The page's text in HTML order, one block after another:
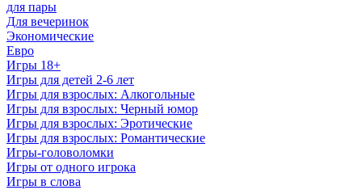
для пары
Для вечеринок
Экономические
Евро
Игры 18+
Игры для детей 2-6 лет
Игры для взрослых: Алкогольные
Игры для взрослых: Черный юмор
Игры для взрослых: Эротические
Игры для взрослых: Романтические
Игры-головоломки
Игры от одного игрока
Игры в слова